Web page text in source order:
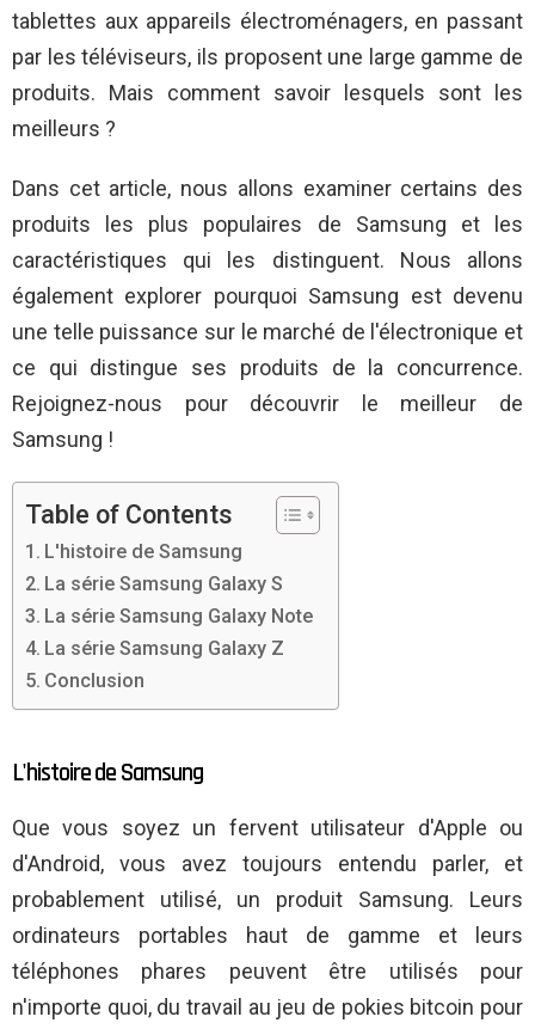
tablettes aux appareils électroménagers, en passant
par les téléviseurs, ils proposent une large gamme de
produits. Mais comment savoir lesquels sont les
meilleurs ?
Dans cet article, nous allons examiner certains des
produits les plus populaires de Samsung et les
caractéristiques qui les distinguent. Nous allons
également explorer pourquoi Samsung est devenu
une telle puissance sur le marché de l'électronique et
ce qui distingue ses produits de la concurrence.
Rejoignez-nous pour découvrir le meilleur de
Samsung !
Table of Contents
L'histoire de Samsung
La série Samsung Galaxy S
La série Samsung Galaxy Note
La série Samsung Galaxy Z
Conclusion
L'histoire de Samsung
Que vous soyez un fervent utilisateur d'Apple ou
d'Android, vous avez toujours entendu parler, et
probablement utilisé, un produit Samsung. Leurs
ordinateurs portables haut de gamme et leurs
téléphones phares peuvent être utilisés pour
n'importe quoi, du travail au jeu de pokies bitcoin pour